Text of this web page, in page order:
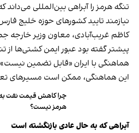
تنگه هرمز را آبراهی بین‌المللی می‌داند
نیازمند تایید کشورهای حوزه خلیج
کاظم غریب‌آبادی، معاون وزیر خارجه
پیشتر گفته بود عبور ایمن کشتی‌ها از
هماهنگی با ایران «قابل تضمین
این هماهنگی، ممکن است مسیرهای
چرا کاهش قیمت نفت به
هرمز نیست؟
آبراهی که به حال عادی بازنگشته است